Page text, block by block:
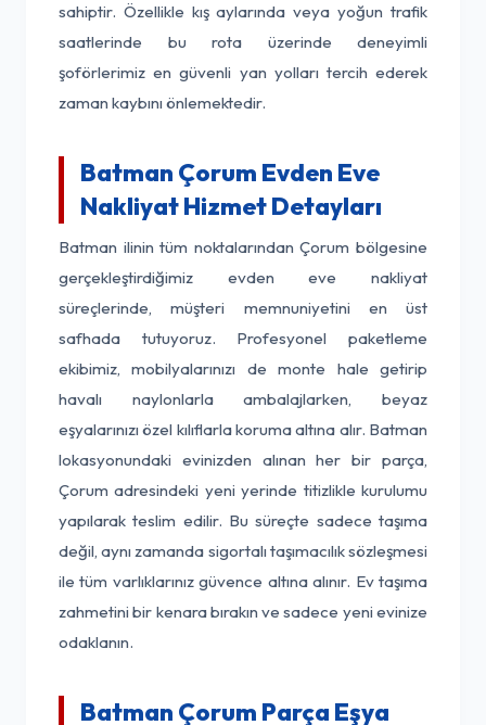
sahiptir. Özellikle kış aylarında veya yoğun trafik
saatlerinde bu rota üzerinde deneyimli
şoförlerimiz en güvenli yan yolları tercih ederek
zaman kaybını önlemektedir.
Batman Çorum Evden Eve
Nakliyat Hizmet Detayları
Batman ilinin tüm noktalarından Çorum bölgesine
gerçekleştirdiğimiz evden eve nakliyat
süreçlerinde, müşteri memnuniyetini en üst
safhada tutuyoruz. Profesyonel paketleme
ekibimiz, mobilyalarınızı de monte hale getirip
havalı naylonlarla ambalajlarken, beyaz
eşyalarınızı özel kılıflarla koruma altına alır. Batman
lokasyonundaki evinizden alınan her bir parça,
Çorum adresindeki yeni yerinde titizlikle kurulumu
yapılarak teslim edilir. Bu süreçte sadece taşıma
değil, aynı zamanda sigortalı taşımacılık sözleşmesi
ile tüm varlıklarınız güvence altına alınır. Ev taşıma
zahmetini bir kenara bırakın ve sadece yeni evinize
odaklanın.
Batman Çorum Parça Eşya